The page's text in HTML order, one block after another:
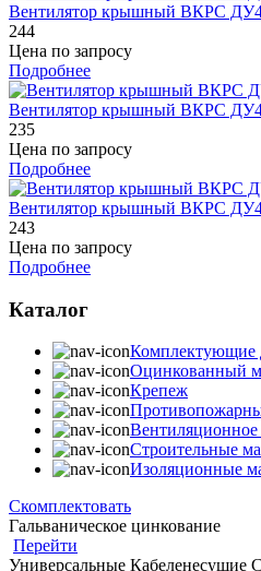
Вентилятор крышный ВКРС
244
Цена по запросу
Подробнее
Вентилятор крышный ВКРС
235
Цена по запросу
Подробнее
Вентилятор крышный ВКРС
243
Цена по запросу
Подробнее
Каталог
Комплектующие
Оцинкованный
Крепеж
Вентиляционное
Строительные
Изоляционные
Скомплектовать
Гальваническое цинкование
Перейти
Универсальные Кабеленесущие